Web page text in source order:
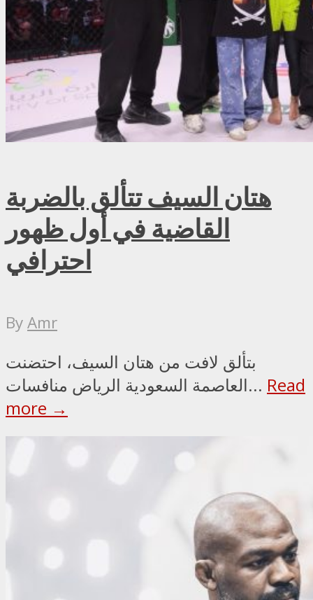
هتان السيف تتألق بالضربة
القاضية في أول ظهور
احترافي
ByAmr
بتألق لافت من هتان السيف، احتضنت
العاصمة السعودية الرياض منافسات... Read
more →